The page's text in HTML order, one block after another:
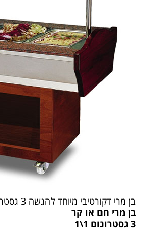
בן מרי דקורטיבי מיוחד להגשה 3 גסטרונום
בן מרי חם או קר
3 גסטרונום 1\1